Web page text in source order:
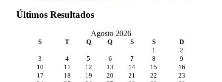
Últimos Resultados
Agosto 2026
S T Q Q S S D
1
2
3
4 5 6 7 8
9
10
11 12 13 14 15
16
17
18 19 20 21 22
23